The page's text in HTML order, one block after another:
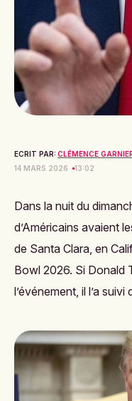
ECRIT PAR: CLÉMENCE
14 MARS 2026
13:02
Dans la nuit du
d’Américains avaient
de Santa Clara, en
Bowl 2026. Si Donald
l’événement, il l’a suivi